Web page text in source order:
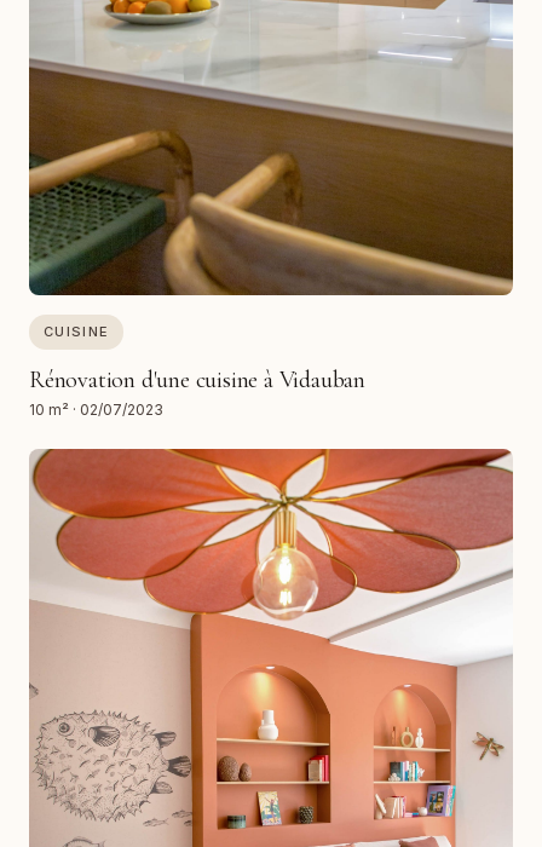
CUISINE
Rénovation d'une cuisine à Vidauban
10 m² · 02/07/2023